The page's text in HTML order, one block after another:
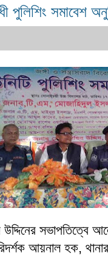
পুলিশিং সমাবেশ
উদ্দিনের সভাপতিত্বে
আয়নাল হক,